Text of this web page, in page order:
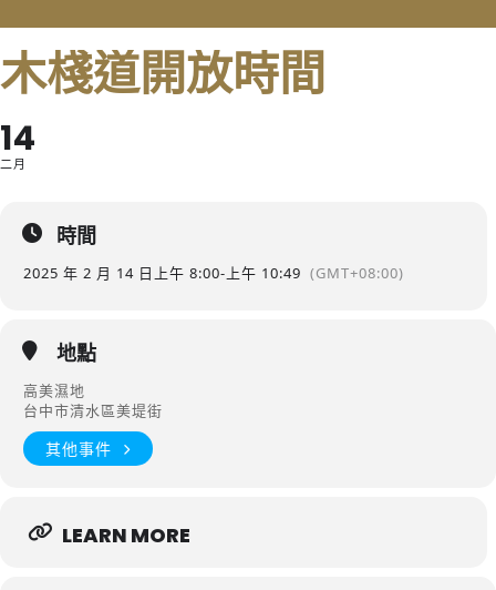
木棧道開放時間
14
二月
時間
2025 年 2 月 14 日 上午 8:00- 上午 10:49 (GMT+08:00)
地點
高美濕地
台中市清水區美堤街
其他事件
LEARN MORE